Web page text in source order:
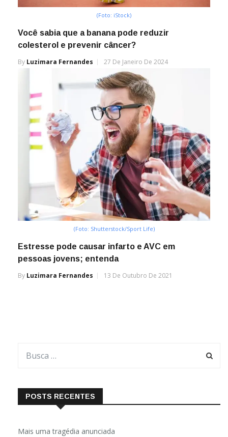
(Foto: iStock)
Você sabia que a banana pode reduzir
colesterol e prevenir câncer?
By Luzimara Fernandes 27 De Janeiro De 2024
(Foto: Shutterstock/Sport Life)
Estresse pode causar infarto e AVC em
pessoas jovens; entenda
By Luzimara Fernandes 13 De Outubro De 2021
POSTS RECENTES
Mais uma tragédia anunciada